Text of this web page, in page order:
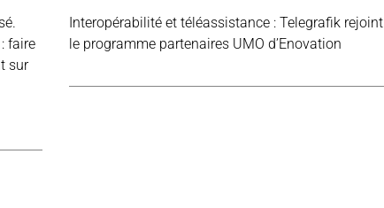
faire
sur
Interopérabilité et téléassistance : Telegrafik rejoint
le programme partenaires UMO d’Enovation